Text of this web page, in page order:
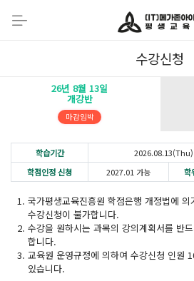
수강신청
26년 8월 13일
개강반
마감임박
학습기간
학점인정 신청
2027.01 가능 학
국가평생교육진흥원 학점은행 개정법에 의
수강신청이 불가합니다.
수강을 원하시는 과목의 강의계획서를 반
합니다.
교육원 운영규정에 의하여 수강신청 인원
있습니다.